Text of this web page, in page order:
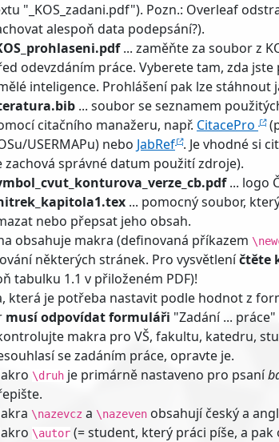
"_KOS_zadani.pdf"). Pozn.: Overleaf
alespoň data podepsání?).
... zaměňte za soubor z
odevzdáním práce. Vyberete tam, zda
inteligence. Prohlášení pak lze stáhnout
... soubor se seznamem
citačního manažeru, např. CitacePro
USERMAPu) nebo JabRef . Je vhodné si
zachová správné datum použití zdroje).
... logo
... pomocný soubor,
nebo přepsat jeho obsah.
obsahuje makra (definovaná příkazem
některých stránek. Pro vysvětleníčtěte
tabulku 1.1 v přiloženém PDF)!
která je potřeba nastavit podle hodnot z
musí odpovídat formuláři "Zadání ...
makra pro VŠ, fakultu, katedru,
se zadáním práce, opravte je.
\druh je primárně nastaveno pro psaní
\nazevcz a \nazeven obsahují český a
\autor (= student, který práci píše, a